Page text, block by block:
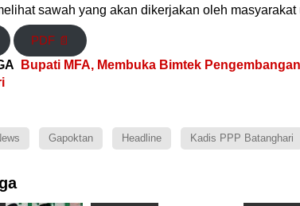
sawah yang akan dikerjakan oleh
PDF 📄
Bupati MFA, Membuka Bimtek
Gapoktan Headline Kadis PPP Batanghari